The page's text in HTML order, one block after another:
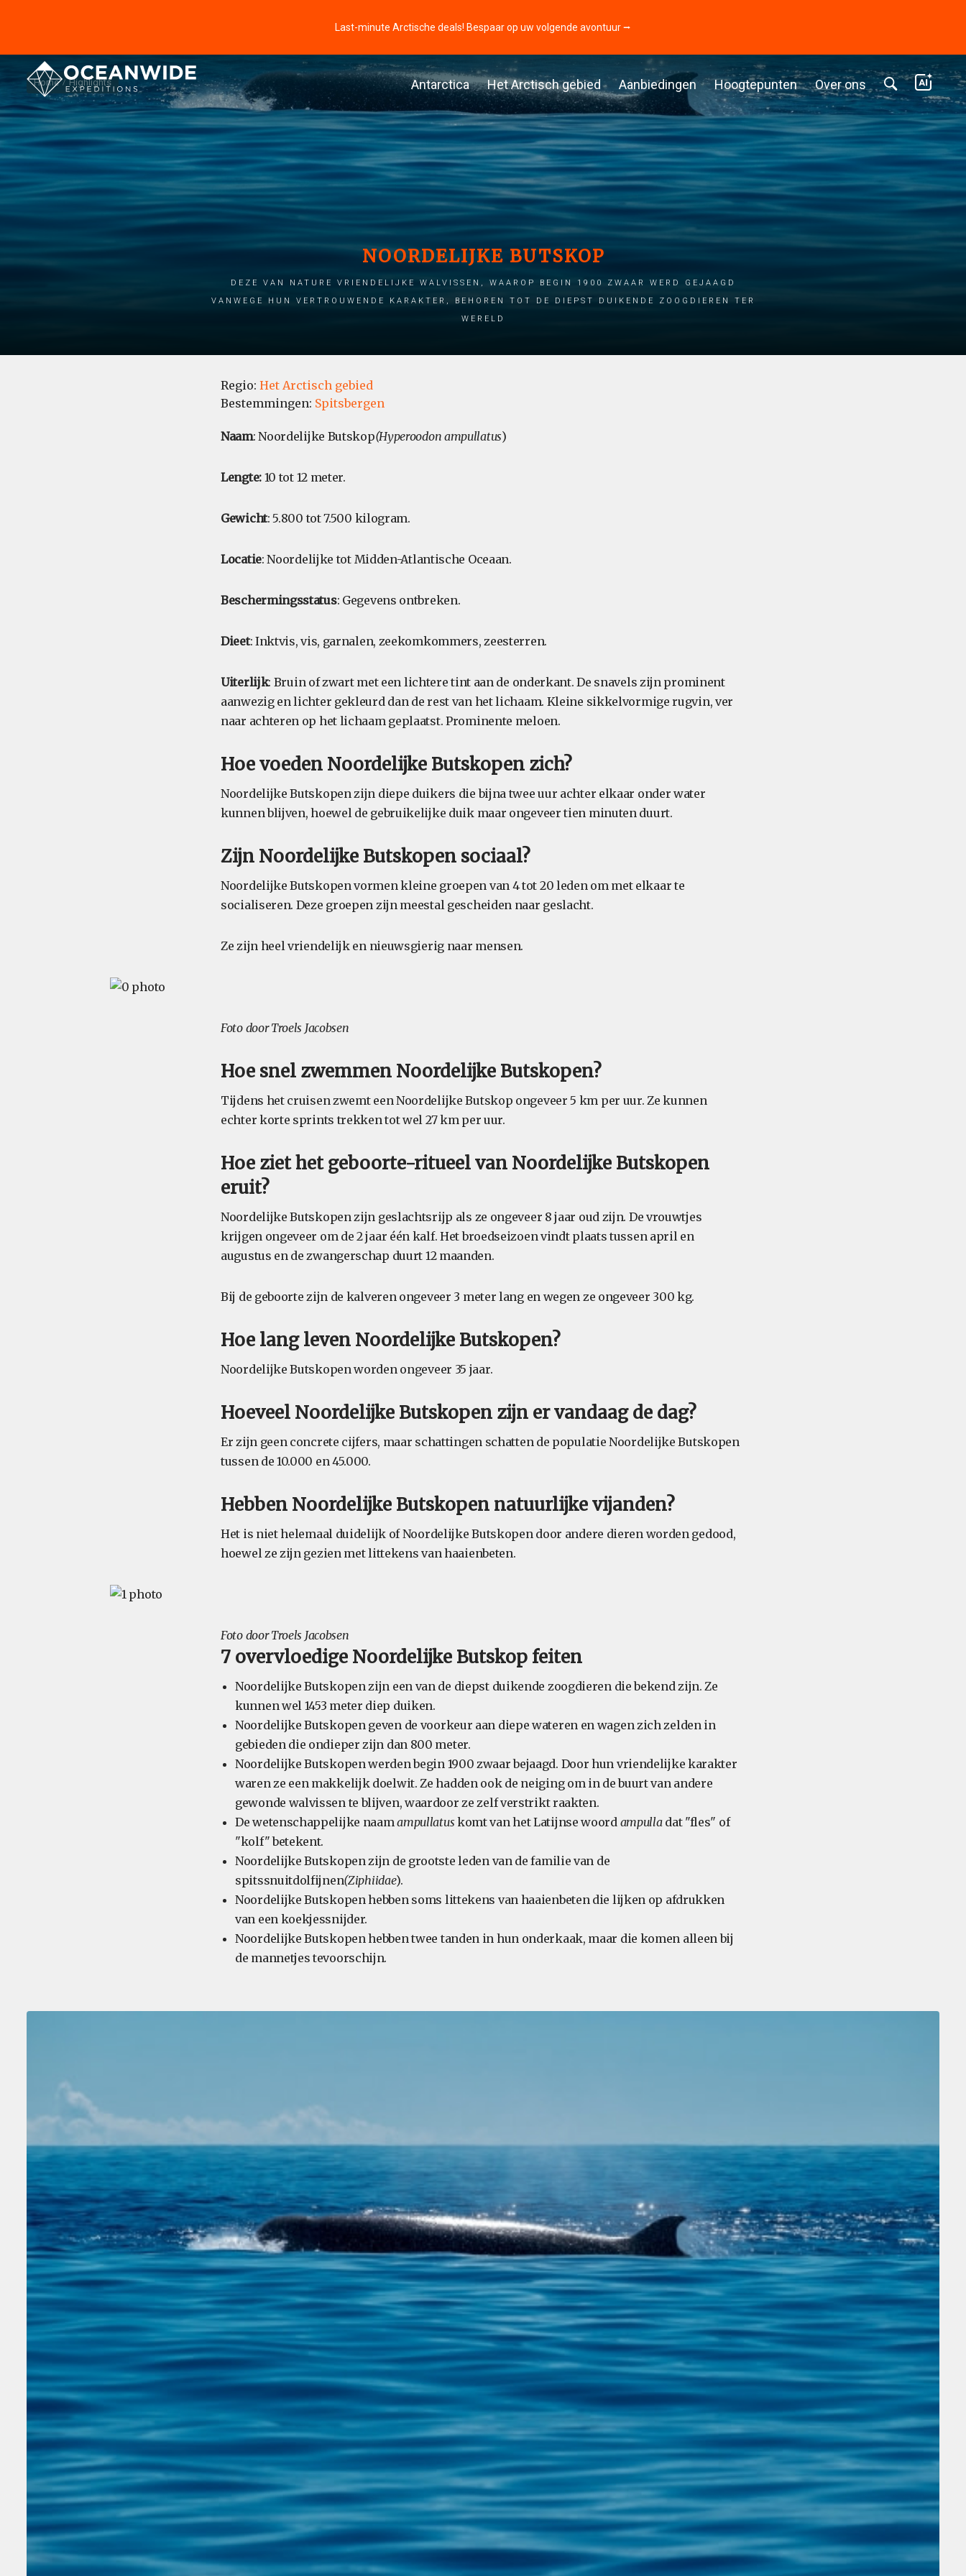
Last-minute Arctische deals! Bespaar op uw volgende avontuur ⭢
Antarctica Het Arctisch gebied Aanbiedingen Hoogtepunten Over ons
Home Highlights
NOORDELIJKE BUTSKOP
DEZE VAN NATURE VRIENDELIJKE WALVISSEN, WAAROP BEGIN 1900 ZWAAR WERD GEJAAGD
VANWEGE HUN VERTROUWENDE KARAKTER, BEHOREN TOT DE DIEPST DUIKENDE ZOOGDIEREN TER
WERELD
Regio: Het Arctisch gebied
Bestemmingen: Spitsbergen
Naam: Noordelijke Butskop(Hyperoodon ampullatus)
Lengte:10 tot 12 meter.
Gewicht: 5.800 tot 7.500 kilogram.
Locatie: Noordelijke tot Midden-Atlantische Oceaan.
Beschermingsstatus: Gegevens ontbreken.
Dieet: Inktvis, vis, garnalen, zeekomkommers, zeesterren.
Uiterlijk: Bruin of zwart met een lichtere tint aan de onderkant. De snavels zijn prominent
aanwezig en lichter gekleurd dan de rest van het lichaam. Kleine sikkelvormige rugvin, ver
naar achteren op het lichaam geplaatst. Prominente meloen.
Hoe voeden Noordelijke Butskopen zich?
Noordelijke Butskopen zijn diepe duikers die bijna twee uur achter elkaar onder water
kunnen blijven, hoewel de gebruikelijke duik maar ongeveer tien minuten duurt.
Zijn Noordelijke Butskopen sociaal?
Noordelijke Butskopen vormen kleine groepen van 4 tot 20 leden om met elkaar te
socialiseren. Deze groepen zijn meestal gescheiden naar geslacht.
Ze zijn heel vriendelijk en nieuwsgierig naar mensen.
Foto door Troels Jacobsen
Hoe snel zwemmen Noordelijke Butskopen?
Tijdens het cruisen zwemt een Noordelijke Butskop ongeveer 5 km per uur. Ze kunnen
echter korte sprints trekken tot wel 27 km per uur.
Hoe ziet het geboorte-ritueel van Noordelijke Butskopen
eruit?
Noordelijke Butskopen zijn geslachtsrijp als ze ongeveer 8 jaar oud zijn. De vrouwtjes
krijgen ongeveer om de 2 jaar één kalf. Het broedseizoen vindt plaats tussen april en
augustus en de zwangerschap duurt 12 maanden.
Bij de geboorte zijn de kalveren ongeveer 3 meter lang en wegen ze ongeveer 300 kg.
Hoe lang leven Noordelijke Butskopen?
Noordelijke Butskopen worden ongeveer 35 jaar.
Hoeveel Noordelijke Butskopen zijn er vandaag de dag?
Er zijn geen concrete cijfers, maar schattingen schatten de populatie Noordelijke Butskopen
tussen de 10.000 en 45.000.
Hebben Noordelijke Butskopen natuurlijke vijanden?
Het is niet helemaal duidelijk of Noordelijke Butskopen door andere dieren worden gedood,
hoewel ze zijn gezien met littekens van haaienbeten.
Foto door Troels Jacobsen
7 overvloedige Noordelijke Butskop feiten
Noordelijke Butskopen zijn een van de diepst duikende zoogdieren die bekend zijn. Ze
kunnen wel 1453 meter diep duiken.
Noordelijke Butskopen geven de voorkeur aan diepe wateren en wagen zich zelden in
gebieden die ondieper zijn dan 800 meter.
Noordelijke Butskopen werden begin 1900 zwaar bejaagd. Door hun vriendelijke karakter
waren ze een makkelijk doelwit. Ze hadden ook de neiging om in de buurt van andere
gewonde walvissen te blijven, waardoor ze zelf verstrikt raakten.
De wetenschappelijke naamampullatus komt van het Latijnse woord ampulladat "fles" of
"kolf" betekent.
Noordelijke Butskopen zijn de grootste leden van de familie van de
spitssnuitdolfijnen(Ziphiidae).
Noordelijke Butskopen hebben soms littekens van haaienbeten die lijken op afdrukken
van een koekjessnijder.
Noordelijke Butskopen hebben twee tanden in hun onderkaak, maar die komen alleen bij
de mannetjes tevoorschijn.